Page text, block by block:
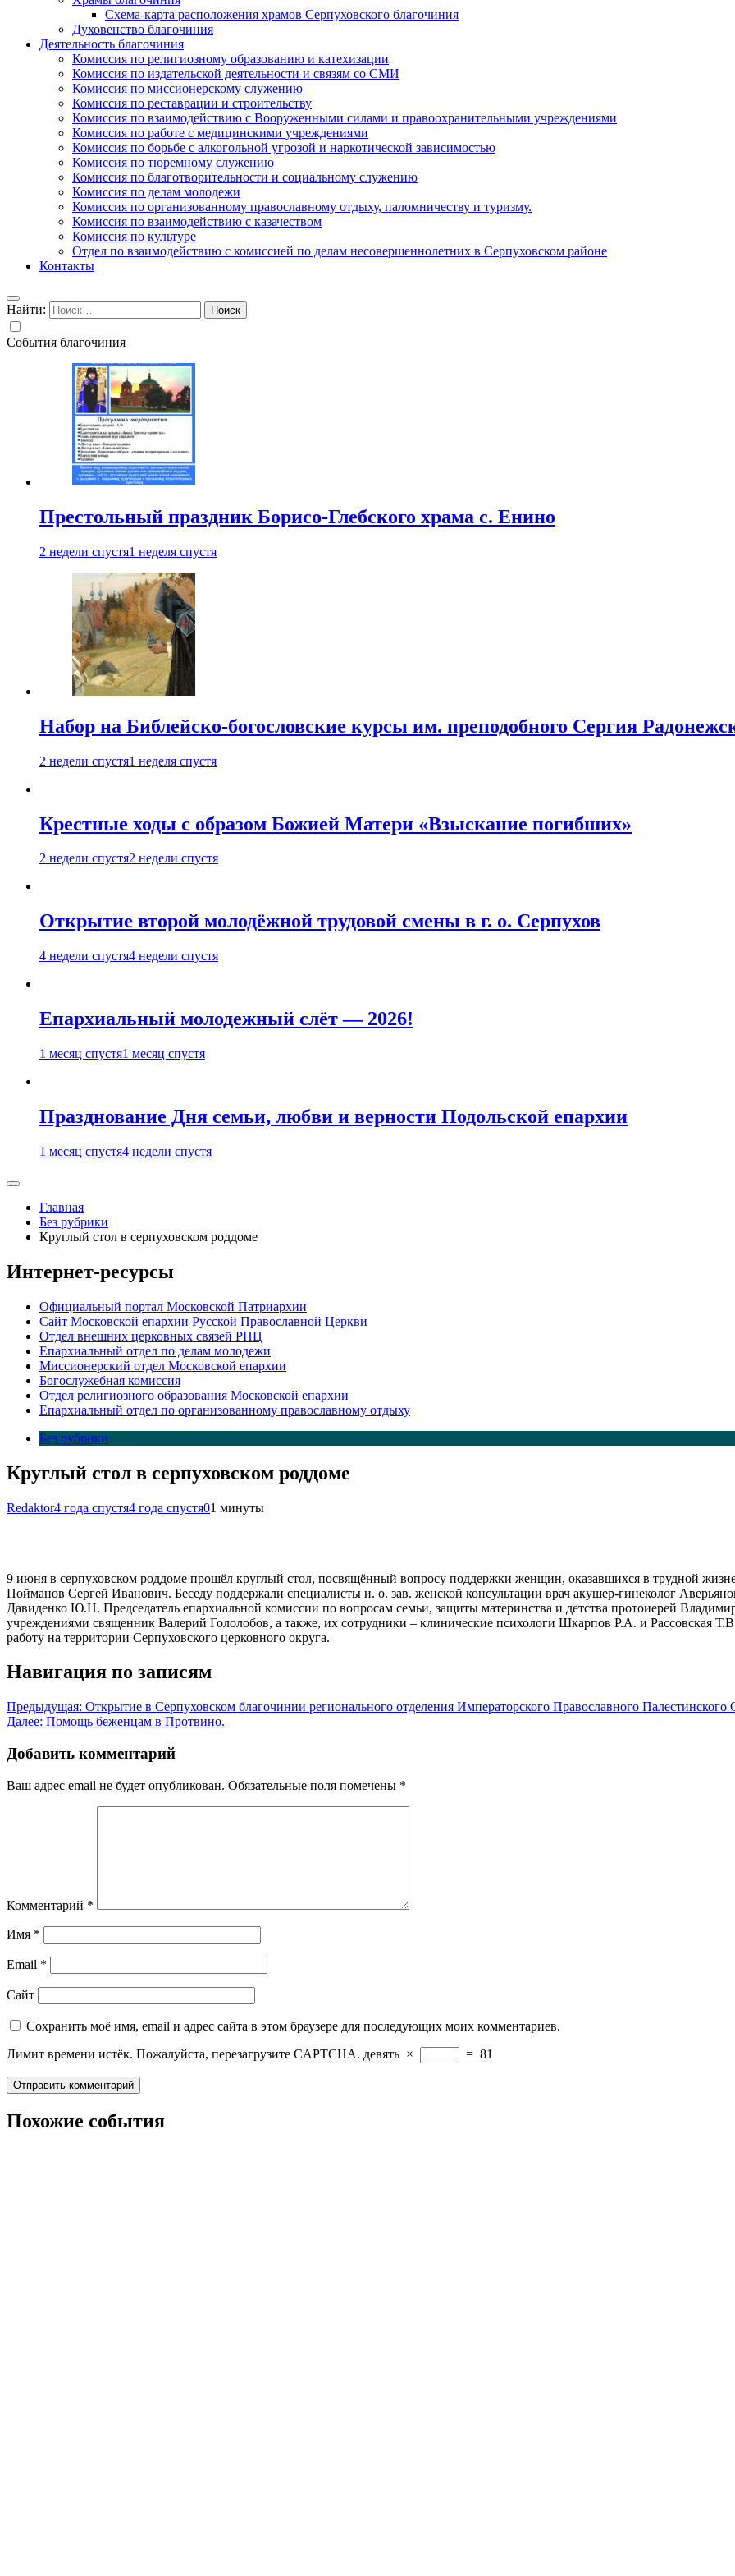
Схема-карта расположения храмов Серпуховского благочиния
Духовенство благочиния
Деятельность благочиния
Комиссия по религиозному образованию и катехизации
Комиссия по издательской деятельности и связям со СМИ
Комиссия по миссионерскому служению
Комиссия по реставрации и строительству
Комиссия по взаимодействию с Вооруженными силами и правоохранительными учреждениями
Комиссия по работе с медицинскими учреждениями
Комиссия по борьбе с алкогольной угрозой и наркотической зависимостью
Комиссия по тюремному служению
Комиссия по благотворительности и социальному служению
Комиссия по делам молодежи
Комиссия по организованному православному отдыху, паломничеству и туризму.
Комиссия по взаимодействию с казачеством
Комиссия по культуре
Отдел по взаимодействию с комиссией по делам несовершеннолетних в Серпуховском районе
Контакты
Найти:
События благочиния
Престольный праздник Борисо-Глебского храма с. Енино
2 недели спустя1 неделя спустя
Набор на Библейско-богословские курсы им. преподобного Сергия
2 недели спустя1 неделя спустя
Крестные ходы с образом Божией Матери «Взыскание погибших»
2 недели спустя2 недели спустя
Открытие второй молодёжной трудовой смены в г. о. Серпухов
4 недели спустя4 недели спустя
Епархиальный молодежный слёт — 2026!
1 месяц спустя1 месяц спустя
Празднование Дня семьи, любви и верности Подольской епархии
1 месяц спустя4 недели спустя
Главная
Без рубрики
Круглый стол в серпуховском роддоме
Интернет-ресурсы
Официальный портал Московской Патриархии
Сайт Московской епархии Русской Православной Церкви
Отдел внешних церковных связей РПЦ
Епархиальный отдел по делам молодежи
Миссионерский отдел Московской епархии
Богослужебная комиссия
Отдел религиозного образования Московской епархии
Епархиальный отдел по организованному православному отдыху
Без рубрики
Круглый стол в серпуховском роддоме
Redaktor4 года спустя4 года спустя01 минуты
9 июня в серпуховском роддоме прошёл круглый стол, посвящённый вопросу поддержки женщин, оказавшихся в трудной
Пойманов Сергей Иванович. Беседу поддержали специалисты и. о. зав. женской консультации врач акушер-гинеколог
Давиденко Ю.Н. Председатель епархиальной комиссии по вопросам семьи, защиты материнства и детства протоиерей
учреждениями священник Валерий Гололобов, а также, их сотрудники – клинические психологи Шкарпов Р.А. и Рассовская
работу на территории Серпуховского церковного округа.
Навигация по записям
Предыдущая: Открытие в Серпуховском благочинии регионального отделения Императорского Православного Палестинского
Далее: Помощь беженцам в Протвино.
Добавить комментарий
Ваш адрес email не будет опубликован. Обязательные поля помечены *
Комментарий *
Имя *
Email *
Сайт
Сохранить моё имя, email и адрес сайта в этом браузере для последующих моих комментариев.
Лимит времени истёк. Пожалуйста, перезагрузите CAPTCHA. девять × = 81
Похожие события